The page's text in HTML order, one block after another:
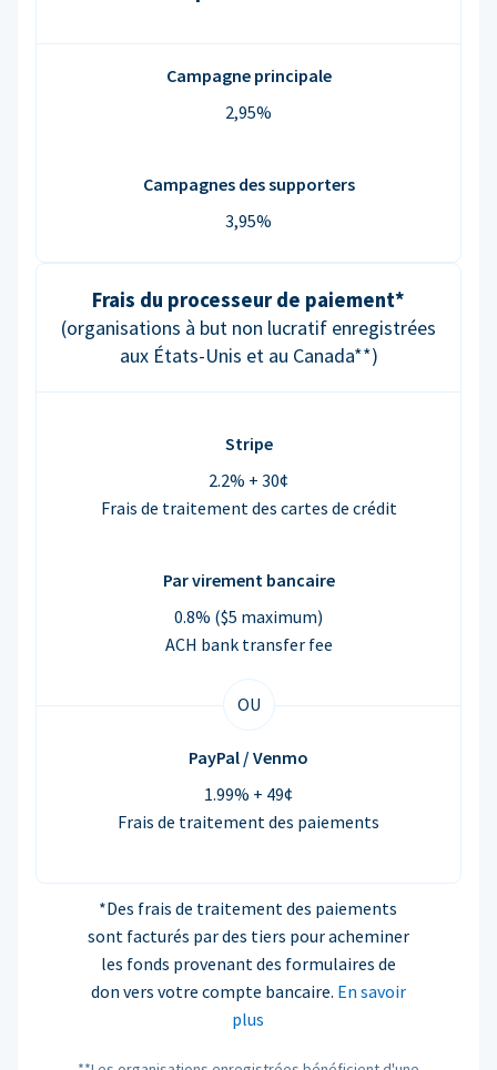
Campagne principale
2,95%
Campagnes des supporters
3,95%
Frais du processeur de paiement*
(organisations à but non lucratif enregistrées
aux États-Unis et au Canada**)
Stripe
2.2% + 30¢
Frais de traitement des cartes de crédit
Par virement bancaire
0.8% ($5 maximum)
ACH bank transfer fee
OU
PayPal / Venmo
1.99% + 49¢
Frais de traitement des paiements
*Des frais de traitement des paiements
sont facturés par des tiers pour acheminer
les fonds provenant des formulaires de
don vers votre compte bancaire. En savoir
plus